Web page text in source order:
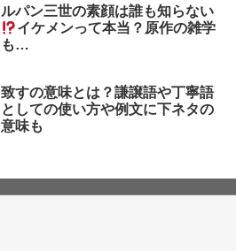
ルパン三世の素顔は誰も知らない
イケメンって本当？原作の雑学
も…
致すの意味とは？謙譲語や丁寧語
としての使い方や例文に下ネタの
意味も